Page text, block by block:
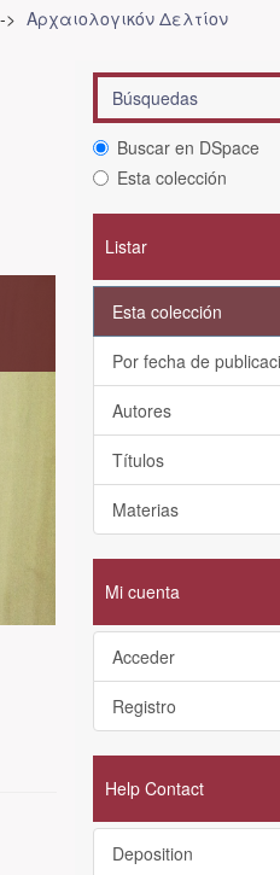
Αρχαιολογικόν Δελτίον
Buscar en DSpace
Esta colección
Listar
Esta colección
Por fecha de
Autores
Títulos
Materias
Mi cuenta
Acceder
Registro
Help Contact
Deposition